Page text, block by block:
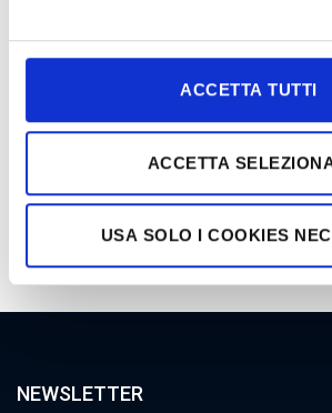
ACCETTA TUTTI
ACCETTA
USA SOLO I COOKIES
NEWSLETTER